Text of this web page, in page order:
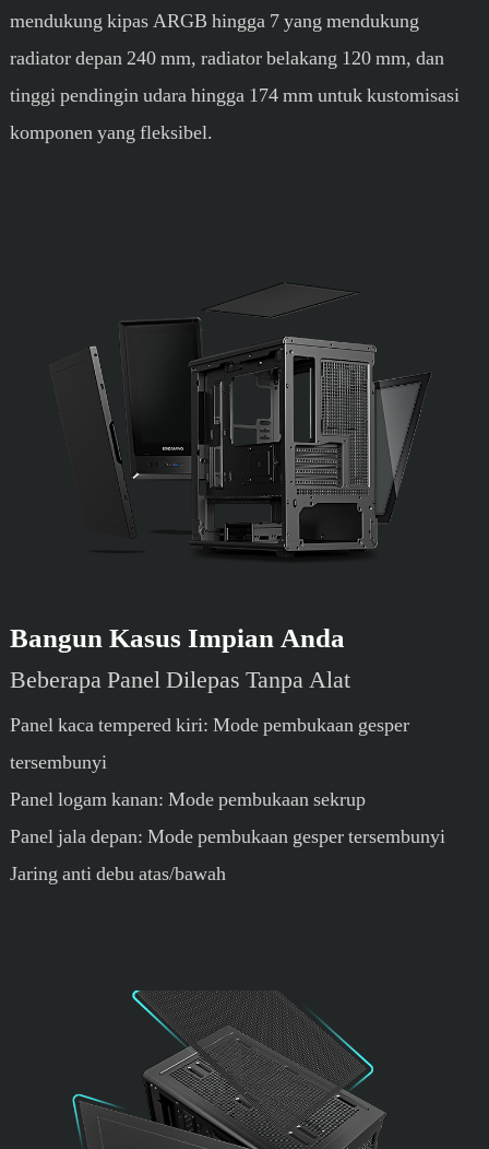
mendukung kipas ARGB hingga 7 yang mendukung
radiator depan 240 mm, radiator belakang 120 mm, dan
tinggi pendingin udara hingga 174 mm untuk kustomisasi
komponen yang fleksibel.
Bangun Kasus Impian Anda
Beberapa Panel Dilepas Tanpa Alat
Panel kaca tempered kiri: Mode pembukaan gesper
tersembunyi
Panel logam kanan: Mode pembukaan sekrup
Panel jala depan: Mode pembukaan gesper tersembunyi
Jaring anti debu atas/bawah